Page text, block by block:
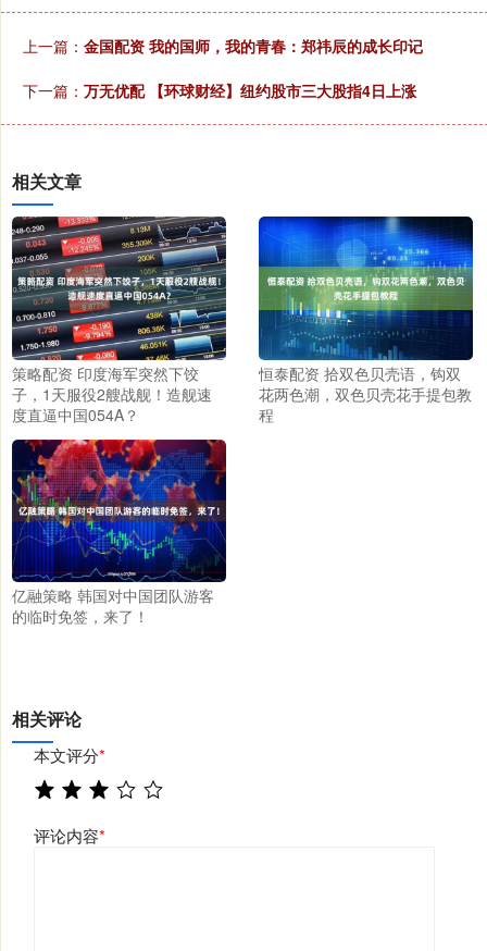
上一篇： 金国配资 我的国师，我的青春：郑祎辰的成长印记
下一篇： 万无优配 【环球财经】纽约股市三大股指4日上涨
相关文章
策略配资 印度海军突然下饺
子，1天服役2艘战舰！造舰速
度直逼中国054A？
恒泰配资 拾双色贝壳语，钩双
花两色潮，双色贝壳花手提包教
程
亿融策略 韩国对中国团队游客
的临时免签，来了！
相关评论
本文评分*
评论内容*